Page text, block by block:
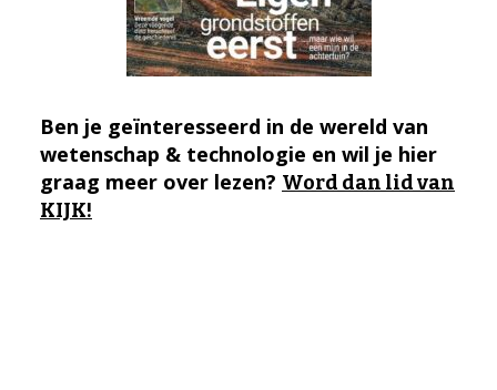
Ben je geïnteresseerd in de wereld van
wetenschap & technologie en wil je hier
graag meer over lezen? Word dan lid van
KIJK!